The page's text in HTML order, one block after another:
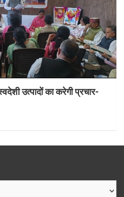
उत्पादों का करेगी प्रचार-